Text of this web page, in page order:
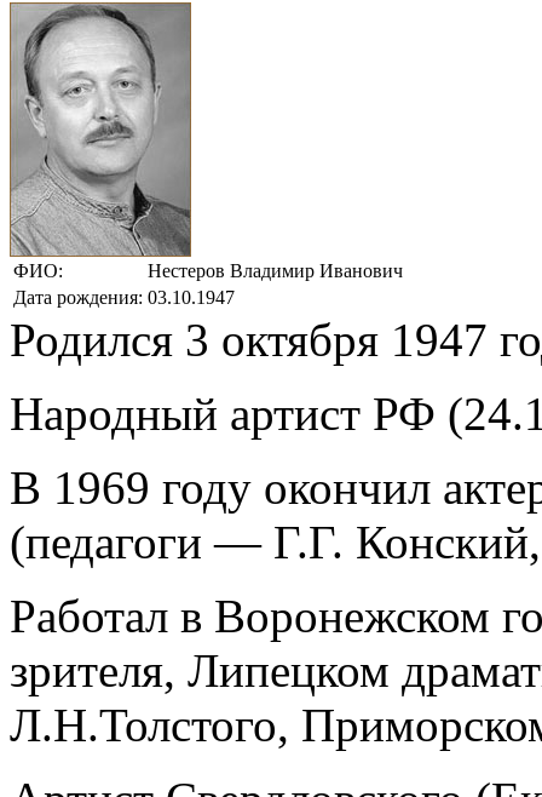
ФИО:
Нестеров Владимир Иванович
Дата рождения: 03.10.1947
Родился 3 октября 1947
Народный артист РФ
В 1969 году окончил
(педагоги — Г.Г.
Работал в Воронежском
зрителя, Липецком
Л.Н.Толстого,